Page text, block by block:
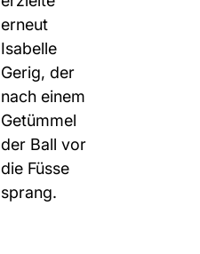
erneut
Isabelle
Gerig, der
nach einem
Getümmel
der Ball vor
die Füsse
sprang.